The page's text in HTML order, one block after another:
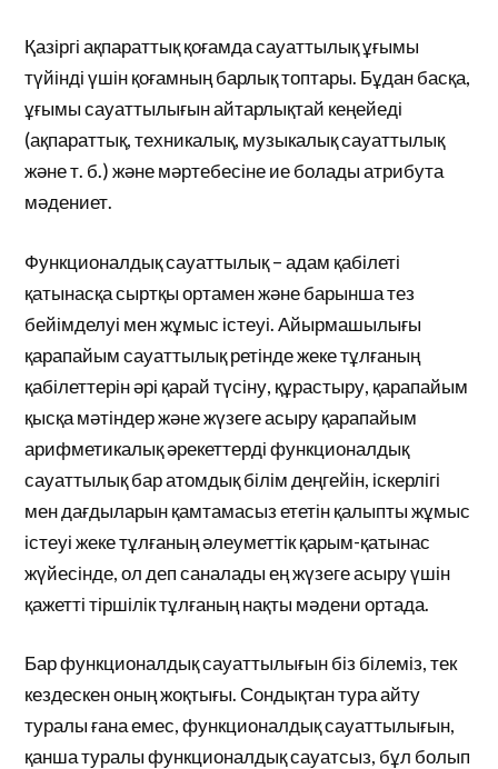
Қазіргі ақпараттық қоғамда сауаттылық ұғымы
түйінді үшін қоғамның барлық топтары. Бұдан басқа,
ұғымы сауаттылығын айтарлықтай кеңейеді
(ақпараттық, техникалық, музыкалық сауаттылық
және т. б.) және мәртебесіне ие болады атрибута
мәдениет.
Функционалдық сауаттылық – адам қабілеті
қатынасқа сыртқы ортамен және барынша тез
бейімделуі мен жұмыс істеуі. Айырмашылығы
қарапайым сауаттылық ретінде жеке тұлғаның
қабілеттерін әрі қарай түсіну, құрастыру, қарапайым
қысқа мәтіндер және жүзеге асыру қарапайым
арифметикалық әрекеттерді функционалдық
сауаттылық бар атомдық білім деңгейін, іскерлігі
мен дағдыларын қамтамасыз ететін қалыпты жұмыс
істеуі жеке тұлғаның әлеуметтік қарым-қатынас
жүйесінде, ол деп саналады ең жүзеге асыру үшін
қажетті тіршілік тұлғаның нақты мәдени ортада.
Бар функционалдық сауаттылығын біз білеміз, тек
кездескен оның жоқтығы. Сондықтан тура айту
туралы ғана емес, функционалдық сауаттылығын,
қанша туралы функционалдық сауатсыз, бұл болып